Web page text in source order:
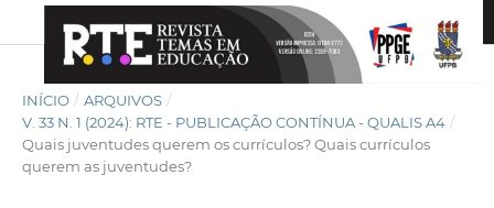
INÍCIO / ARQUIVOS /
V. 33 N. 1 (2024): RTE - PUBLICAÇÃO CONTÍNUA - QUALIS A4 /
Quais juventudes querem os currículos? Quais currículos
querem as juventudes?